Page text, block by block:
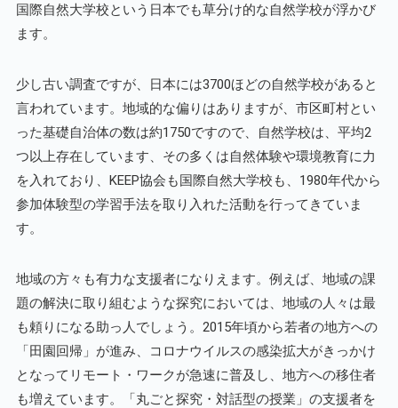
国際自然大学校という日本でも草分け的な自然学校が浮かび
ます。
少し古い調査ですが、日本には3700ほどの自然学校があると
言われています。地域的な偏りはありますが、市区町村とい
った基礎自治体の数は約1750ですので、自然学校は、平均2
つ以上存在しています、その多くは自然体験や環境教育に力
を入れており、KEEP協会も国際自然大学校も、1980年代から
参加体験型の学習手法を取り入れた活動を行ってきていま
す。
地域の方々も有力な支援者になりえます。例えば、地域の課
題の解決に取り組むような探究においては、地域の人々は最
も頼りになる助っ人でしょう。2015年頃から若者の地方への
「田園回帰」が進み、コロナウイルスの感染拡大がきっかけ
となってリモート・ワークが急速に普及し、地方への移住者
も増えています。「丸ごと探究・対話型の授業」の支援者を